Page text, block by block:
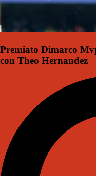
Premiato Dimarco
con Theo Hernandez